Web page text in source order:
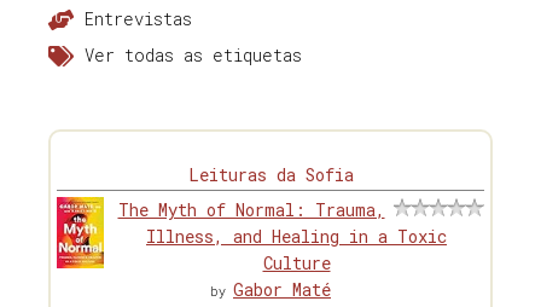
Entrevistas
Ver todas as etiquetas
Leituras da Sofia
The Myth of Normal: Trauma,
Illness, and Healing in a Toxic
Culture
by Gabor Maté